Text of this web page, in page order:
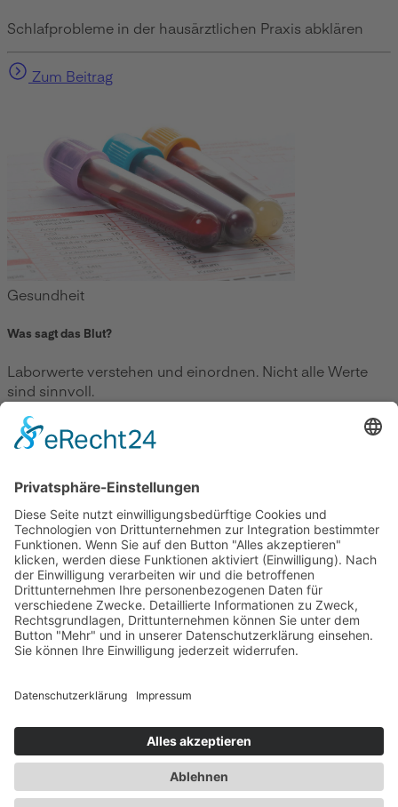
Schlafprobleme in der hausärztlichen Praxis abklären
Zum Beitrag
Gesundheit
Was sagt das Blut?
Laborwerte verstehen und einordnen. Nicht alle Werte
sind sinnvoll.
Zum Beitrag
Gesundheit
Die Abnehmspritze und ihre Nebenwirkungen
Mit Ozempic mühelos zum Wunschgewicht? Lieber nicht